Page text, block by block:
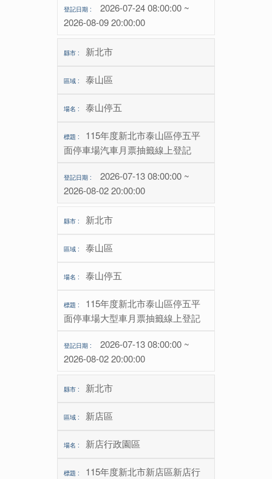
2026-08-09 20:00:00
新北市
泰山區
泰山停五
115年度新北市泰山區停五平
面停車場汽車月票抽籤線上登記
2026-08-02 20:00:00
新北市
泰山區
泰山停五
115年度新北市泰山區停五平
面停車場大型車月票抽籤線上登記
2026-08-02 20:00:00
新北市
新店區
新店行政園區
115年度新北市新店區新店行